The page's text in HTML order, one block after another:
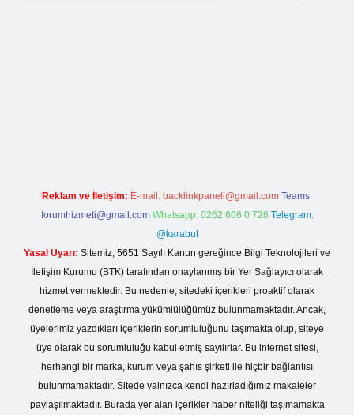
Reklam ve İletişim: E-mail: backlinkpaneli@gmail.com Teams:
forumhizmeti@gmail.com Whatsapp: 0262 606 0 726 Telegram:
@karabul
Yasal Uyarı: Sitemiz, 5651 Sayılı Kanun gereğince Bilgi Teknolojileri ve
İletişim Kurumu (BTK) tarafından onaylanmış bir Yer Sağlayıcı olarak
hizmet vermektedir. Bu nedenle, sitedeki içerikleri proaktif olarak
denetleme veya araştırma yükümlülüğümüz bulunmamaktadır. Ancak,
üyelerimiz yazdıkları içeriklerin sorumluluğunu taşımakta olup, siteye
üye olarak bu sorumluluğu kabul etmiş sayılırlar. Bu internet sitesi,
herhangi bir marka, kurum veya şahıs şirketi ile hiçbir bağlantısı
bulunmamaktadır. Sitede yalnızca kendi hazırladığımız makaleler
paylaşılmaktadır. Burada yer alan içerikler haber niteliği taşımamakta